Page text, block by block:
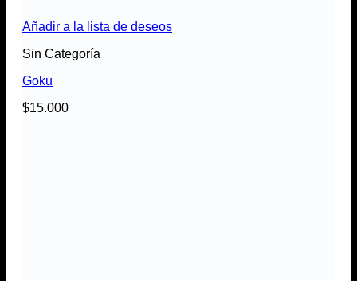
Añadir a la lista de deseos
Sin Categoría
Goku
$15.000